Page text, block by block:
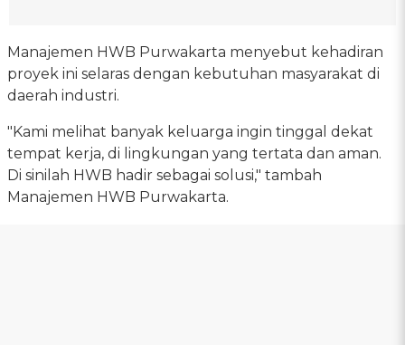
Manajemen HWB Purwakarta menyebut kehadiran
proyek ini selaras dengan kebutuhan masyarakat di
daerah industri.
"Kami melihat banyak keluarga ingin tinggal dekat
tempat kerja, di lingkungan yang tertata dan aman.
Di sinilah HWB hadir sebagai solusi," tambah
Manajemen HWB Purwakarta.